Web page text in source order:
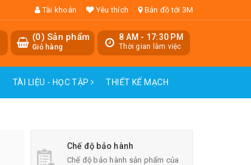
Tài khoản Yêu thích Bản đồ tới 3M
8 AM - 17:30 PM
Thời gian làm việc
(0) Sản phẩm
Giỏ hàng
TÀI LIỆU - HỌC TẬP THIẾT KẾ MẠCH
Chế độ bảo hành
Chế độ bảo hành sản phẩm của